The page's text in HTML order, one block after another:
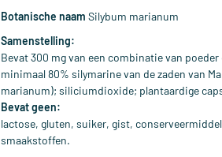
Botanische naam Silybum marianum
Samenstelling:
Bevat 300 mg van een combinatie van
minimaal 80% silymarine van de zaden van
marianum); siliciumdioxide; plantaardige
Bevat geen:
lactose, gluten, suiker, gist,
smaakstoffen.